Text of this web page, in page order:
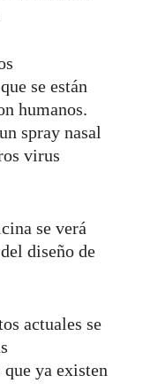
se están
humanos.
spray nasal
virus
se verá
diseño de
actuales se
ya existen